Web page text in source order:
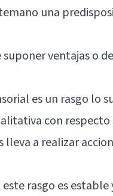
una
ventajas o
es un rasgo lo
con
a realizar
rasgo es